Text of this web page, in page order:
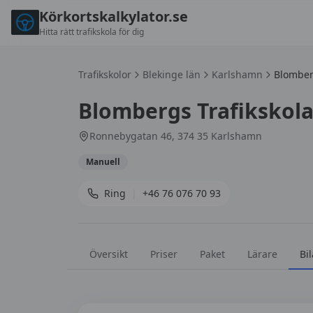
Körkortskalkylator.se
Hitta rätt trafikskola för dig
Trafikskolor Blekinge län Karlshamn
Blombergs Trafikskola
Ronnebygatan 46, 374 35 Karlshamn
Manuell
Ring +46 76 076 70 93
Översikt Priser Paket Lärare